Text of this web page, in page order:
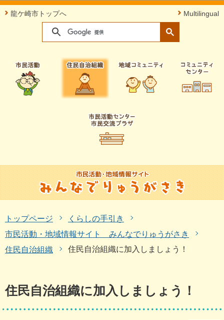
このページの本文へ移動
龍ケ崎市トップへ Multilingual
トップページ
くらしの手引き
市民活動・地域情報サイト みんなでりゅうがさき
住民自治組織
住民自治組織に加入しましょう！
住民自治組織に加入しましょう！